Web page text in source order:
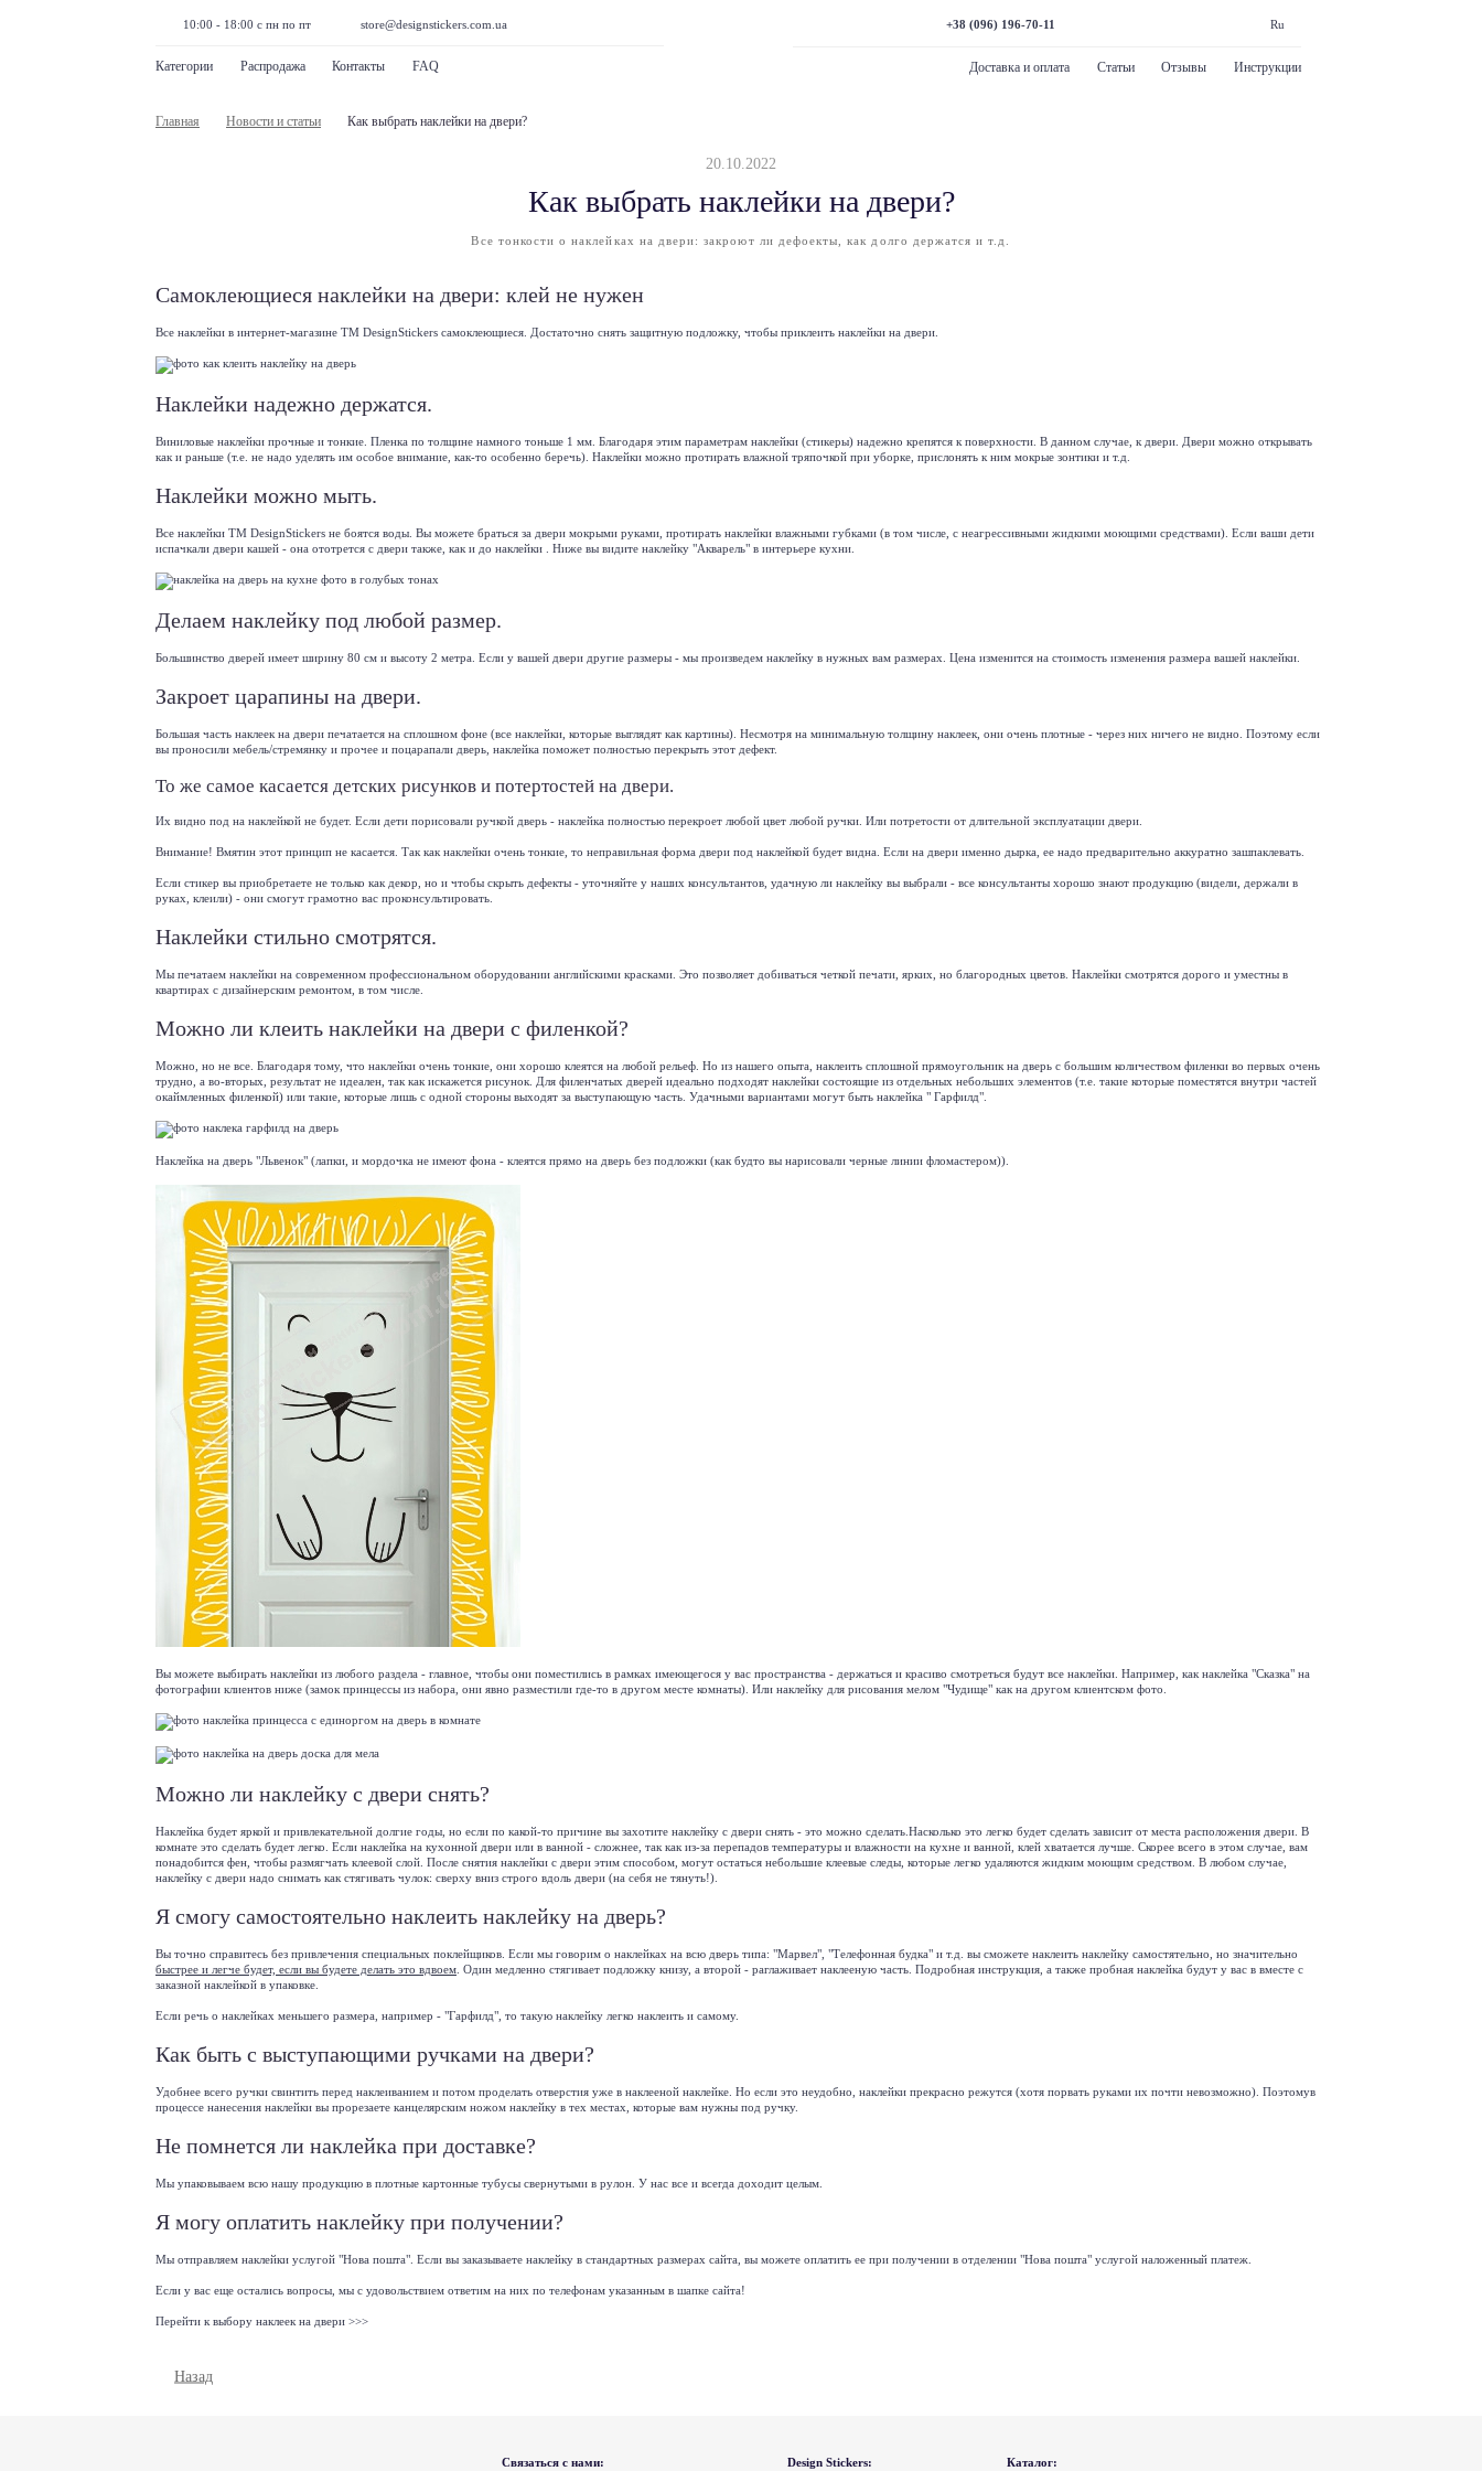
10:00 - 18:00 с пн по пт store@designstickers.com.ua
Категории Распродажа Контакты FAQ
+38 (096) 196-70-11 Ru
Доставка и оплата Статьи Отзывы Инструкции
Главная Новости и статьи Как выбрать наклейки на двери?
20.10.2022
Как выбрать наклейки на двери?
Все тонкости о наклейках на двери: закроют ли дефоекты, как долго держатся и т.д.
Самоклеющиеся наклейки на двери: клей не нужен
Все наклейки в интернет-магазине TM DеsignStickers самоклеющиеся. Достаточно снять защитную подложку, чтобы приклеить наклейки на двери
Наклейки надежно держатся.
Виниловые наклейки прочные и тонкие. Пленка по толщине намного тоньше 1 мм. Благодаря этим параметрам наклейки (стикеры) надежно крепятся к поверхности. В данном случае, к двери. Двери можно открывать
как и раньше (т.е. не надо уделять им особое внимание, как-то особенно беречь). Наклейки можно протирать влажной тряпочкой при уборке, прислонять к ним мокрые зонтики и т.д.
Наклейки можно мыть.
Все наклейки TM DеsignStickers не боятся воды. Вы можете браться за двери мокрыми руками, протирать наклейки влажными губками (в том числе, с неагрессивными жидкими моющими средствами). Если ваши дети
испачкали двери кашей - она ототрется с двери также, как и до наклейки . Ниже вы видите наклейку "Акварель" в интерьере кухни.
Делаем наклейку под любой размер.
Большинство дверей имеет ширину 80 см и высоту 2 метра. Если у вашей двери другие размеры - мы произведем наклейку в нужных вам размерах. Цена изменится на стоимость изменения размера вашей наклейки.
Закроет царапины на двери.
Большая часть наклеек на двери печатается на сплошном фоне (все наклейки, которые выглядят как картины). Несмотря на минимальную толщину наклеек, они очень плотные - через них ничего не видно. Поэтому если
вы проносили мебель/стремянку и прочее и поцарапали дверь, наклейка поможет полностью перекрыть этот дефект.
То же самое касается детских рисунков и потертостей на двери.
Их видно под на наклейкой не будет. Если дети порисовали ручкой дверь - наклейка полностью перекроет любой цвет любой ручки. Или потретости от длительной эксплуатации двери.
Внимание! Вмятин этот принцип не касается. Так как наклейки очень тонкие, то неправильная форма двери под наклейкой будет видна. Если на двери именно дырка, ее надо предварительно аккуратно зашпаклевать.
Если стикер вы приобретаете не только как декор, но и чтобы скрыть дефекты - уточняйте у наших консультантов, удачную ли наклейку вы выбрали - все консультанты хорошо знают продукцию (видели, держали в
руках, клеили) - они смогут грамотно вас проконсультировать.
Наклейки стильно смотрятся.
Мы печатаем наклейки на современном профессиональном оборудовании английскими красками. Это позволяет добиваться четкой печати, ярких, но благородных цветов. Наклейки смотрятся дорого и уместны в
квартирах с дизайнерским ремонтом, в том числе.
Можно ли клеить наклейки на двери с филенкой?
Можно, но не все. Благодаря тому, что наклейки очень тонкие, они хорошо клеятся на любой рельеф. Но из нашего опыта, наклеить сплошной прямоугольник на дверь с большим количеством филенки во первых очень
трудно, а во-вторых, результат не идеален, так как искажется рисунок. Для филенчатых дверей идеально подходят наклейки состоящие из отдельных небольших элементов (т.е. такие которые поместятся внутри частей
окаймленных филенкой) или такие, которые лишь с одной стороны выходят за выступающую часть. Удачными вариантами могут быть наклейка " Гарфилд".
Наклейка на дверь "Львенок" (лапки, и мордочка не имеют фона - клеятся прямо на дверь без подложки (как будто вы нарисовали черные линии фломастером)).
Вы можете выбирать наклейки из любого раздела - главное, чтобы они поместились в рамках имеющегося у вас пространства - держаться и красиво смотреться будут все наклейки. Например, как наклейка "Сказка" на
фотографии клиентов ниже (замок принцессы из набора, они явно разместили где-то в другом месте комнаты). Или наклейку для рисования мелом "Чудище" как на другом клиентском фото.
Можно ли наклейку с двери снять?
Наклейка будет яркой и привлекательной долгие годы, но если по какой-то причине вы захотите наклейку с двери снять - это можно сделать.Насколько это легко будет сделать зависит от места расположения двери. В
комнате это сделать будет легко. Если наклейка на кухонной двери или в ванной - сложнее, так как из-за перепадов температуры и влажности на кухне и ванной, клей хватается лучше. Скорее всего в этом случае, вам
понадобится фен, чтобы размягчать клеевой слой. После снятия наклейки с двери этим способом, могут остаться небольшие клеевые следы, которые легко удаляются жидким моющим средством. В любом случае,
наклейку с двери надо снимать как стягивать чулок: сверху вниз строго вдоль двери (на себя не тянуть!).
Я смогу самостоятельно наклеить наклейку на дверь?
Вы точно справитесь без привлечения специальных поклейщиков. Если мы говорим о наклейках на всю дверь типа: "Марвел", "Телефонная будка" и т.д. вы сможете наклеить наклейку самостятельно, но значительно
быстрее и легче будет, если вы будете делать это вдвоем . Один медленно стягивает подложку книзу, а второй - раглаживает наклееную часть. Подробная инструкция, а также пробная наклейка будут у вас в вместе с
заказной наклейкой в упаковке.
Если речь о наклейках меньшего размера, например - "Гарфилд", то такую наклейку легко наклеить и самому.
Как быть с выступающими ручками на двери?
Удобнее всего ручки свинтить перед наклеиванием и потом проделать отверстия уже в наклееной наклейке. Но если это неудобно, наклейки прекрасно режутся (хотя порвать руками их почти невозможно). Поэтомув
процессе нанесения наклейки вы прорезаете канцелярским ножом наклейку в тех местах, которые вам нужны под ручку.
Не помнется ли наклейка при доставке?
Мы упаковываем всю нашу продукцию в плотные картонные тубусы свернутыми в рулон. У нас все и всегда доходит целым.
Я могу оплатить наклейку при получении?
Мы отправляем наклейки услугой "Нова пошта". Если вы заказываете наклейку в стандартных размерах сайта, вы можете оплатить ее при получении в отделении "Нова пошта" услугой наложенный платеж.
Если у вас еще остались вопросы, мы с удовольствием ответим на них по телефонам указанным в шапке сайта!
Перейти к выбору наклеек на двери >>>
Назад
Связаться с нами: Design Stickers: Каталог: